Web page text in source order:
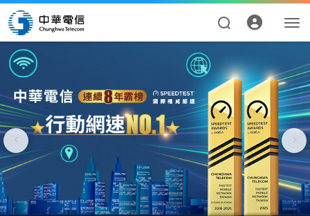
資費合約
精采5G購機 精采5G加值
本月主打 精采Fun生活 點數商城